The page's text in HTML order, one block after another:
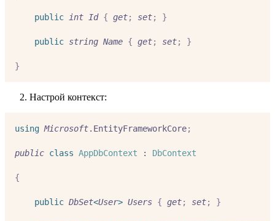
public int Id { get; set; }
public string Name { get; set; }
}
Настрой контекст:
using Microsoft.EntityFrameworkCore;
public class AppDbContext : DbContext
{
public DbSet<User> Users { get; set; }